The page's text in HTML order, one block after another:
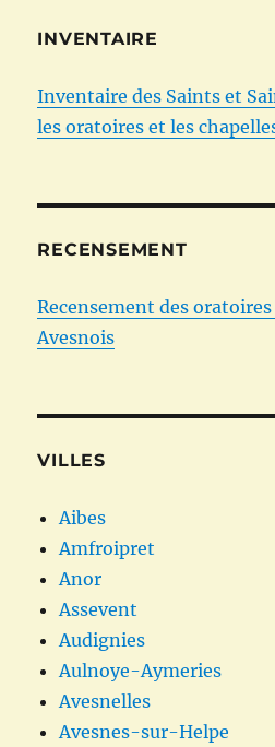
INVENTAIRE
Inventaire des Saints et
les oratoires et les
RECENSEMENT
Recensement des
Avesnois
VILLES
Aibes
Amfroipret
Anor
Assevent
Audignies
Aulnoye-Aymeries
Avesnelles
Avesnes-sur-Helpe